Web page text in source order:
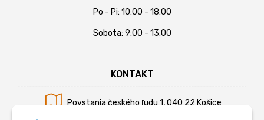
Po - Pi: 10:00 - 18:00
Sobota: 9:00 - 13:00
KONTAKT
Povstania českého ľudu 1, 040 22 Košice